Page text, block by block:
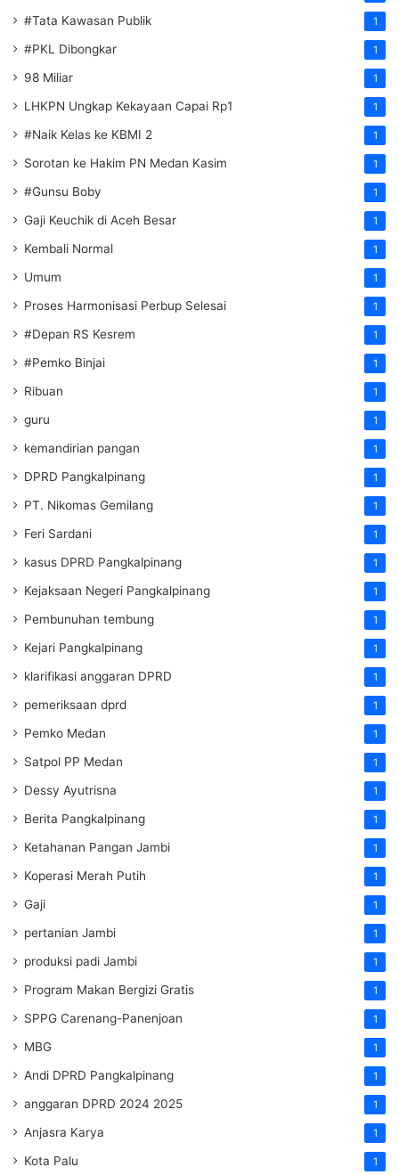
#Tata Kawasan Publik 1
#PKL Dibongkar 1
98 Miliar 1
LHKPN Ungkap Kekayaan Capai Rp1 1
#Naik Kelas ke KBMI 2 1
Sorotan ke Hakim PN Medan Kasim 1
#Gunsu Boby 1
Gaji Keuchik di Aceh Besar 1
Kembali Normal 1
Umum 1
Proses Harmonisasi Perbup Selesai 1
#Depan RS Kesrem 1
#Pemko Binjai 1
Ribuan 1
guru 1
kemandirian pangan 1
DPRD Pangkalpinang 1
PT. Nikomas Gemilang 1
Feri Sardani 1
kasus DPRD Pangkalpinang 1
Kejaksaan Negeri Pangkalpinang 1
Pembunuhan tembung 1
Kejari Pangkalpinang 1
klarifikasi anggaran DPRD 1
pemeriksaan dprd 1
Pemko Medan 1
Satpol PP Medan 1
Dessy Ayutrisna 1
Berita Pangkalpinang 1
Ketahanan Pangan Jambi 1
Koperasi Merah Putih 1
Gaji 1
pertanian Jambi 1
produksi padi Jambi 1
Program Makan Bergizi Gratis 1
SPPG Carenang-Panenjoan 1
MBG 1
Andi DPRD Pangkalpinang 1
anggaran DPRD 2024 2025 1
Anjasra Karya 1
Kota Palu 1